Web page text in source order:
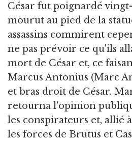
César fut poignardé
mourut au pied de la
assassins commirent
ne pas prévoir ce qu'ils
mort de César et, ce
Marcus Antonius (Marc
et bras droit de César.
retourna l'opinion
les conspirateurs et, allié
les forces de Brutus et